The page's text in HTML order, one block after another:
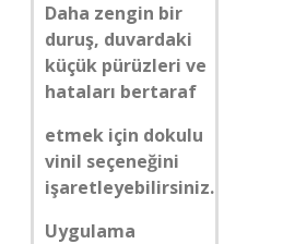
Daha zengin bir
duruş, duvardaki
küçük pürüzleri ve
hataları bertaraf
etmek için dokulu
vinil seçeneğini
işaretleyebilirsiniz.
Uygulama